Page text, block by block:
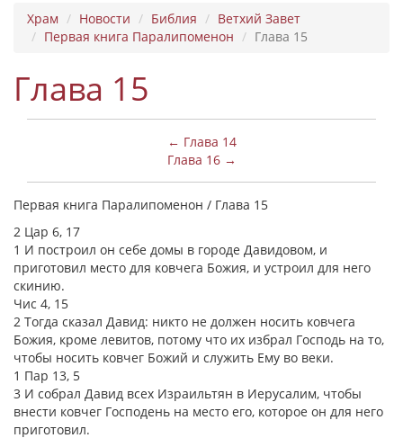
Храм Новости Библия
Ветхий Завет
Первая книга Паралипоменон
Глава 15
Глава 15
← Глава 14
Глава 16 →
Первая книга Паралипоменон / Глава 15
2 Цар 6, 17
1 И построил он себе домы в городе Давидовом, и
приготовил место для ковчега Божия, и устроил для него
скинию.
Чис 4, 15
2 Тогда сказал Давид: никто не должен носить ковчега
Божия, кроме левитов, потому что их избрал Господь на то,
чтобы носить ковчег Божий и служить Ему во веки.
1 Пар 13, 5
3 И собрал Давид всех Израильтян в Иерусалим, чтобы
внести ковчег Господень на место его, которое он для него
приготовил.